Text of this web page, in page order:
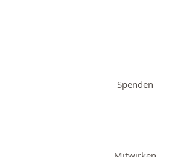
Spenden